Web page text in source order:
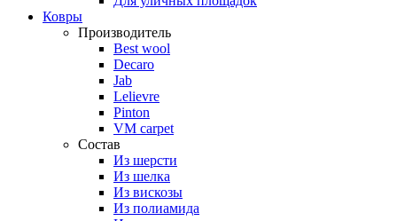
Ковры
Производитель
Best wool
Decaro
Jab
Lelievre
Pinton
VM carpet
Состав
Из шерсти
Из шелка
Из вискозы
Из полиамида